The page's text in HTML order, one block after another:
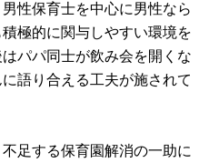
性保育士を中心に男性なら
極的に関与しやすい環境を
パパ同士が飲み会を開くな
語り合える工夫が施されて
足する保育園解消の一助に